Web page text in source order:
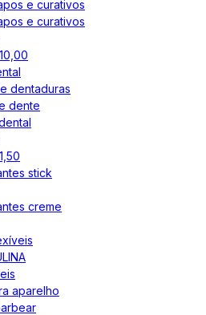
e curativos
e curativos
dentaduras
dente
stick
creme
aparelho